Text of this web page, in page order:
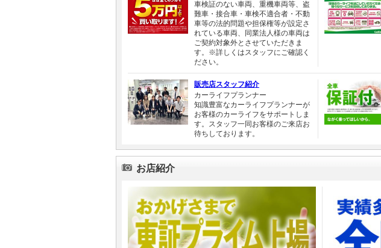
車検証のない車両、重機車両等、盗
難車・接合車・車検不適合者・不動
車等の法的問題や担保権等が設定さ
れている車両、同業法人様の車両は
ご契約対象外とさせていただきま
す。※詳しくはスタッフにご確認く
ださい。
販売店スタッフ紹介
カーライフプランナー
知識豊富なカーライフプランナーが
お客様のカーライフをサポートしま
す。スタッフ一同お客様のご来店お
待ちしております。
お店紹介